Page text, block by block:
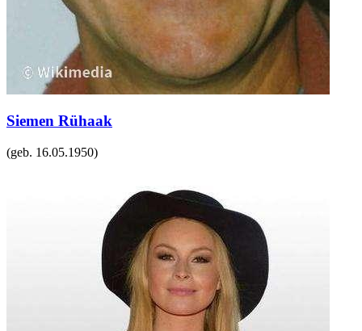
Siemen Rühaak
(geb. 16.05.1950)